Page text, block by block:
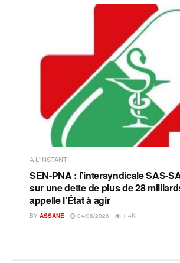
A L'INSTANT
SEN-PNA : l’intersyndicale SAS-
sur une dette de plus de 28
appelle l’État à agir
BY ASSANE 04/08/2026 1.4K